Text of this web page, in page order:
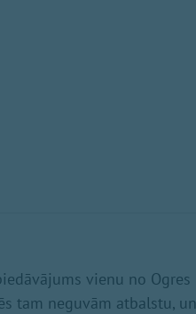
vienu no Ogres
tam neguvām atbalstu, un